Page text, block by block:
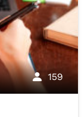
159